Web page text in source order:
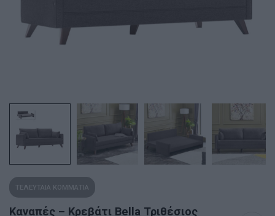
ΤΕΛΕΥΤΑΙΑ ΚΟΜΜΑΤΙΑ
Καναπές – Κρεβάτι Bella Τριθέσιος